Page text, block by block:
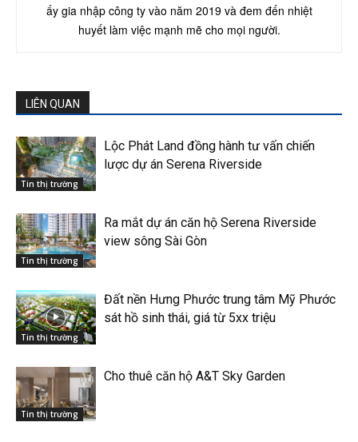
ấy gia nhập công ty vào năm 2019 và đem đến nhiệt
huyết làm việc mạnh mẽ cho mọi người.
LIÊN QUAN
Tin thị trường
Lộc Phát Land đồng hành tư vấn chiến
lược dự án Serena Riverside
Tin thị trường
Ra mắt dự án căn hộ Serena Riverside
view sông Sài Gòn
Tin thị trường
Đất nền Hưng Phước trung tâm Mỹ Phước
sát hồ sinh thái, giá từ 5xx triệu
Tin thị trường
Cho thuê căn hộ A&T Sky Garden